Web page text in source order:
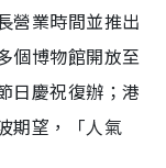
營業時間並推出
個博物館開放至
日慶祝復辦；港
期望，「人氣